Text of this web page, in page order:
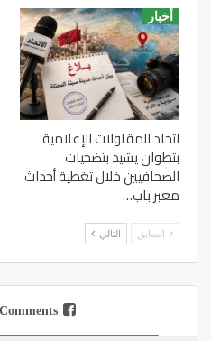
أخبار
اتحاد المقاولات الإعلامية
بتطوان يشيد بتضحيات
الصحافيين خلال تغطية أحداث
معبر باب…
السابق التالي